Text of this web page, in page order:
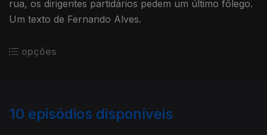
rua, os dirigentes partidários pedem um último fôlego.
Um texto de Fernando Alves.
opções
10 episódios disponíveis